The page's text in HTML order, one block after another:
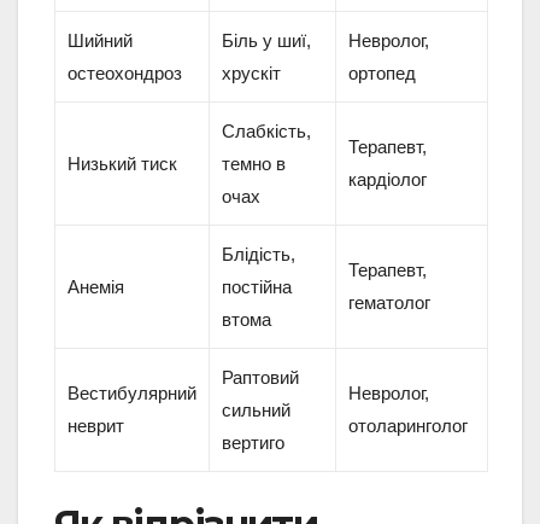
Шийний
остеохондроз
Біль у шиї,
хрускіт
Невролог,
ортопед
Низький тиск
Слабкість,
темно в
очах
Терапевт,
кардіолог
Анемія
Блідість,
постійна
втома
Терапевт,
гематолог
Вестибулярний
неврит
Раптовий
сильний
вертиго
Невролог,
отоларинголог